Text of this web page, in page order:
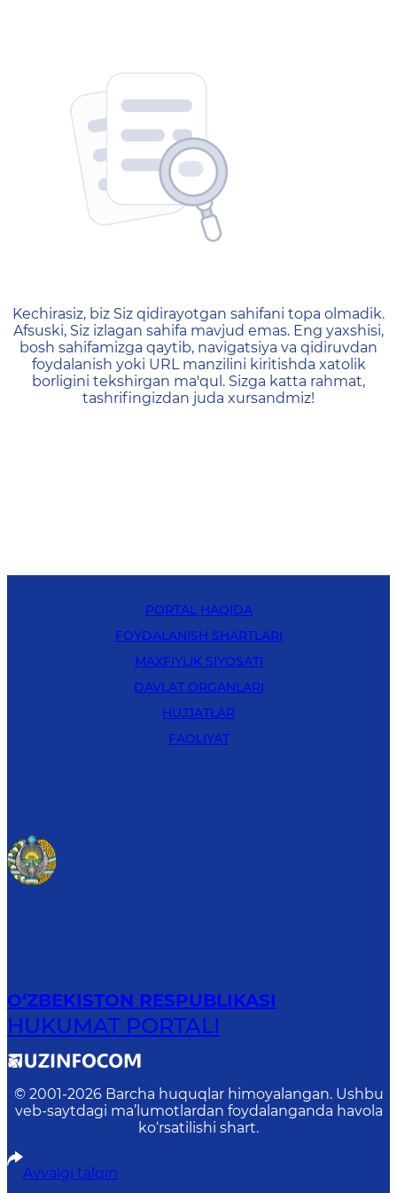
404 — Страница не
Kechirasiz, biz Siz qidirayotgan sahifani topa olmadik.
Afsuski, Siz izlagan sahifa mavjud emas. Eng yaxshisi,
bosh sahifamizga qaytib, navigatsiya va qidiruvdan
foydalanish yoki URL manzilini kiritishda xatolik
borligini tekshirgan ma'qul. Sizga katta rahmat,
tashrifingizdan juda xursandmiz!
PORTAL HAQIDA
FOYDALANISH SHARTLARI
MAXFIYLIK SIYOSATI
DAVLAT ORGANLARI
HUJJATLAR
FAOLIYAT
O‘ZBEKISTON RESPUBLIKASI
HUKUMAT PORTALI
© 2001-2026 Barcha huquqlar himoyalangan. Ushbu
veb-saytdagi ma’lumotlardan foydalanganda havola
ko‘rsatilishi shart.
Avvalgi talqin